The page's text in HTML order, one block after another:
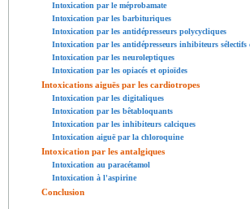
Intoxication par le méprobamate
Intoxication par les barbituriques
Intoxication par les antidépresseurs polycycliques
Intoxication par les antidépresseurs inhibiteurs sélectifs
Intoxication par les neuroleptiques
Intoxication par les opiacés et opioïdes
Intoxications aiguës par les cardiotropes
Intoxication par les digitaliques
Intoxication par les bêtabloquants
Intoxication par les inhibiteurs calciques
Intoxication aiguë par la chloroquine
Intoxication par les antalgiques
Intoxication au paracétamol
Intoxication à l'aspirine
Conclusion